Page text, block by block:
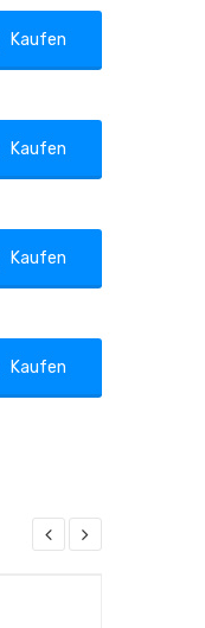
Kaufen
Kaufen
Kaufen
Kaufen